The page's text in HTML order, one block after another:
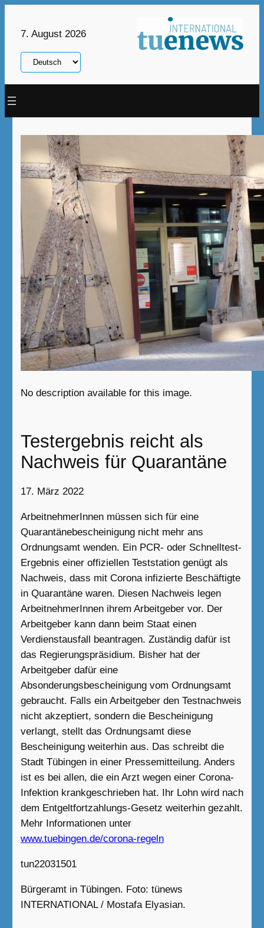
7. August 2026
Sprache
auswählen
No description available for this image.
Testergebnis reicht als
Nachweis für Quarantäne
17. März 2022
ArbeitnehmerInnen müssen sich für eine
Quarantänebescheinigung nicht mehr ans
Ordnungsamt wenden. Ein PCR- oder Schnelltest-
Ergebnis einer offiziellen Teststation genügt als
Nachweis, dass mit Corona infizierte Beschäftigte
in Quarantäne waren. Diesen Nachweis legen
ArbeitnehmerInnen ihrem Arbeitgeber vor. Der
Arbeitgeber kann dann beim Staat einen
Verdienstausfall beantragen. Zuständig dafür ist
das Regierungspräsidium. Bisher hat der
Arbeitgeber dafür eine
Absonderungsbescheinigung vom Ordnungsamt
gebraucht. Falls ein Arbeitgeber den Testnachweis
nicht akzeptiert, sondern die Bescheinigung
verlangt, stellt das Ordnungsamt diese
Bescheinigung weiterhin aus. Das schreibt die
Stadt Tübingen in einer Pressemitteilung. Anders
ist es bei allen, die ein Arzt wegen einer Corona-
Infektion krankgeschrieben hat. Ihr Lohn wird nach
dem Entgeltfortzahlungs-Gesetz weiterhin gezahlt.
Mehr Informationen unter
www.tuebingen.de/corona-regeln
tun22031501
Bürgeramt in Tübingen. Foto: tünews
INTERNATIONAL / Mostafa Elyasian.